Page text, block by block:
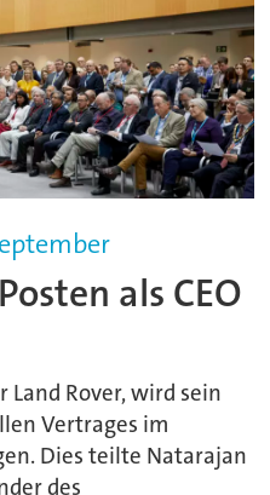
als CEO
Land Rover, wird sein
Vertrages im
Dies teilte Natarajan
des